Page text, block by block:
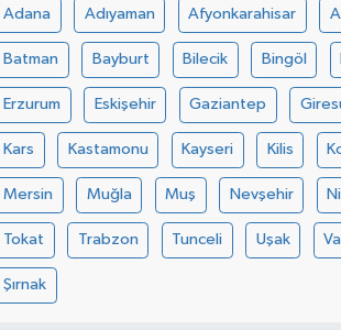
Adana Adıyaman Afyonkarahisar
Batman Bayburt Bilecik Bingöl
Erzurum Eskişehir Gaziantep
Kars Kastamonu Kayseri Kilis
Mersin Muğla Muş Nevşehir
Tokat Trabzon Tunceli Uşak
Şırnak